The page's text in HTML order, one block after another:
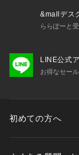
&mallデス
ららぽーと
LINE公式
お得なセー
初めての方へ